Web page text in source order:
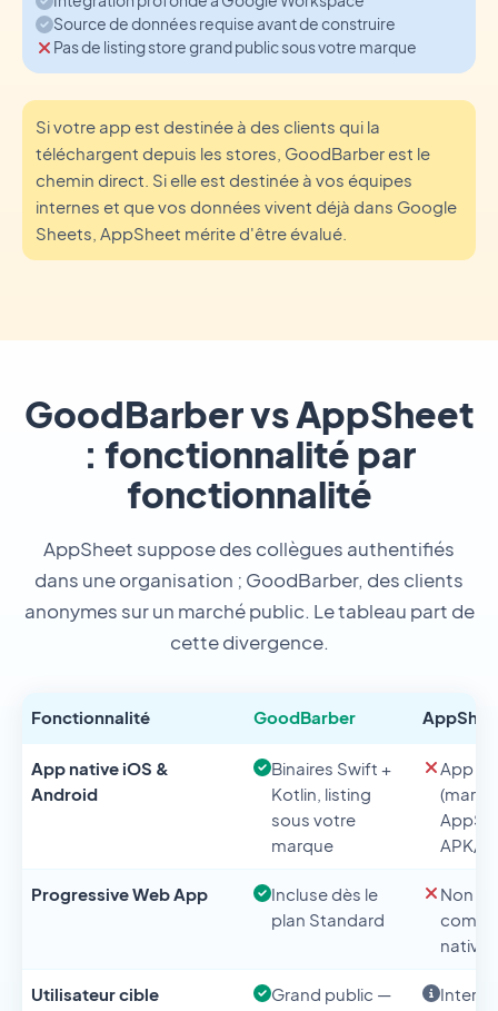
Source de données requise avant de construire
Pas de listing store grand public sous votre marque
Si votre app est destinée à des clients qui la
téléchargent depuis les stores, GoodBarber est le
chemin direct. Si elle est destinée à vos équipes
internes et que vos données vivent déjà dans Google
Sheets, AppSheet mérite d'être évalué.
GoodBarber vs AppSheet
: fonctionnalité par
fonctionnalité
AppSheet suppose des collègues authentifiés
dans une organisation ; GoodBarber, des clients
anonymes sur un marché public. Le tableau part de
cette divergence.
Fonctionnalité GoodBarber
App native iOS &
Android
Binaires Swift +
Kotlin, listing
sous votre
marque
App
APK/
Progressive Web App
Incluse dès le
plan Standard
Non
native
Utilisateur cible
Grand public —